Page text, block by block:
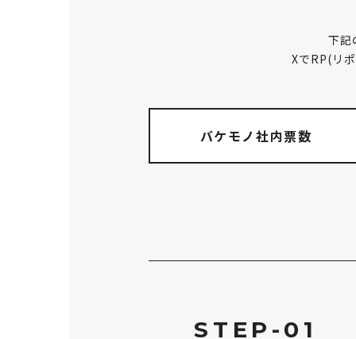
下記
XでRP(リ
バケモノ社内票数
STEP-01